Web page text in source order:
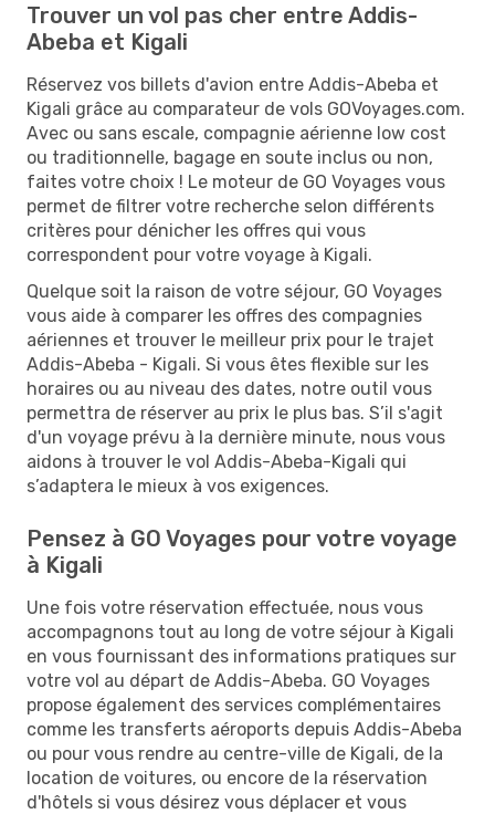
Trouver un vol pas cher entre Addis-
Abeba et Kigali
Réservez vos billets d'avion entre Addis-Abeba et
Kigali grâce au comparateur de vols GOVoyages.com.
Avec ou sans escale, compagnie aérienne low cost
ou traditionnelle, bagage en soute inclus ou non,
faites votre choix ! Le moteur de GO Voyages vous
permet de filtrer votre recherche selon différents
critères pour dénicher les offres qui vous
correspondent pour votre voyage à Kigali.
Quelque soit la raison de votre séjour, GO Voyages
vous aide à comparer les offres des compagnies
aériennes et trouver le meilleur prix pour le trajet
Addis-Abeba - Kigali. Si vous êtes flexible sur les
horaires ou au niveau des dates, notre outil vous
permettra de réserver au prix le plus bas. S’il s'agit
d'un voyage prévu à la dernière minute, nous vous
aidons à trouver le vol Addis-Abeba-Kigali qui
s’adaptera le mieux à vos exigences.
Pensez à GO Voyages pour votre voyage
à Kigali
Une fois votre réservation effectuée, nous vous
accompagnons tout au long de votre séjour à Kigali
en vous fournissant des informations pratiques sur
votre vol au départ de Addis-Abeba. GO Voyages
propose également des services complémentaires
comme les transferts aéroports depuis Addis-Abeba
ou pour vous rendre au centre-ville de Kigali, de la
location de voitures, ou encore de la réservation
d'hôtels si vous désirez vous déplacer et vous